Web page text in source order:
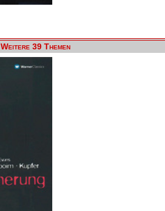
Weitere 39 Themen